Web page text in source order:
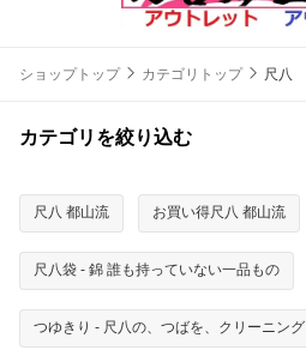
ショップトップ カテゴリトップ 尺八
カテゴリを絞り込む
尺八 都山流 お買い得尺八 都山流
尺八袋 - 錦 誰も持っていない一品もの
つゆきり - 尺八の、つばを、クリーニング